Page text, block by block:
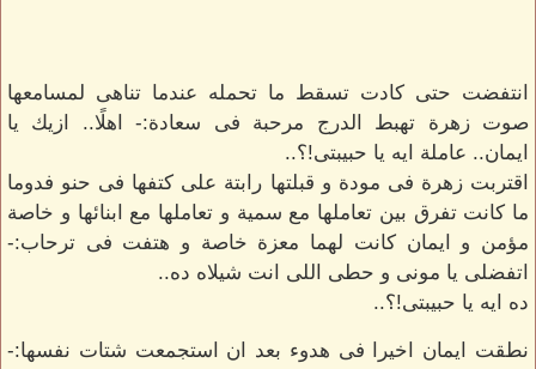
انتفضت حتى كادت تسقط ما تحمله عندما تناهى لمسامعها
صوت زهرة تهبط الدرج مرحبة فى سعادة:- اهلًا.. ازيك يا
ايمان.. عاملة ايه يا حبيبتى!؟..
اقتربت زهرة فى مودة و قبلتها رابتة على كتفها فى حنو فدوما
ما كانت تفرق بين تعاملها مع سمية و تعاملها مع ابنائها و خاصة
مؤمن و ايمان كانت لهما معزة خاصة و هتفت فى ترحاب:-
اتفضلى يا مونى و حطى اللى انت شيلاه ده..
ده ايه يا حبيبتى!؟..
نطقت ايمان اخيرا فى هدوء بعد ان استجمعت شتات نفسها:-